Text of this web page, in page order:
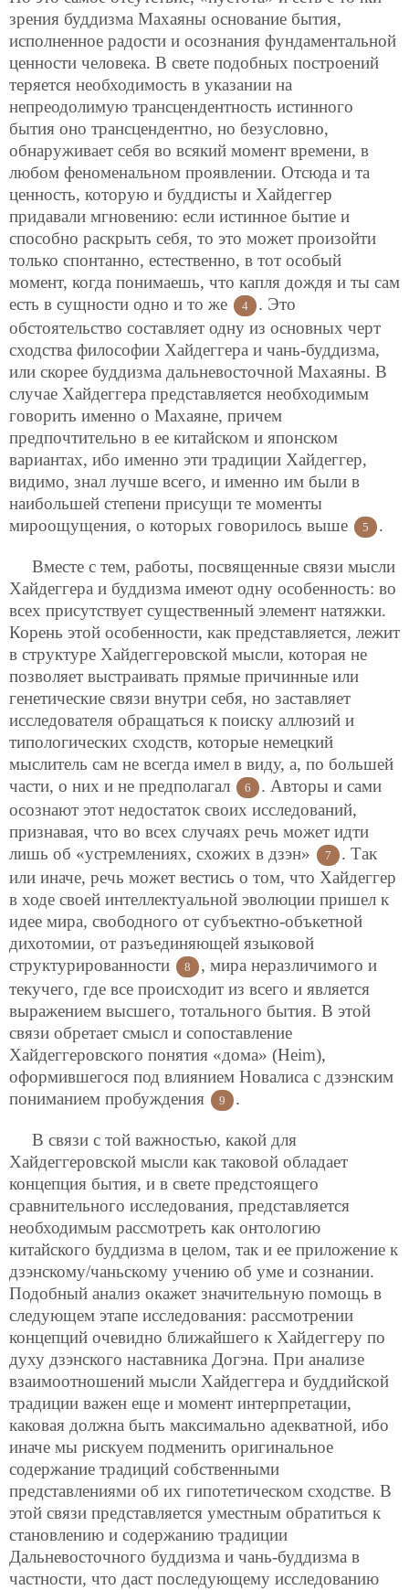
зрения буддизма Махаяны основание бытия,
исполненное радости и осознания фундаментальной
ценности человека. В свете подобных построений
теряется необходимость в указании на
непреодолимую трансцендентность истинного
бытия оно трансцендентно, но безусловно,
обнаруживает себя во всякий момент времени, в
любом феноменальном проявлении. Отсюда и та
ценность, которую и буддисты и Хайдеггер
придавали мгновению: если истинное бытие и
способно раскрыть себя, то это может произойти
только спонтанно, естественно, в тот особый
момент, когда понимаешь, что капля дождя и ты сам
есть в сущности одно и то же
4
. Это
обстоятельство составляет одну из основных черт
сходства философии Хайдеггера и чань-буддизма,
или скорее буддизма дальневосточной Махаяны. В
случае Хайдеггера представляется необходимым
говорить именно о Махаяне, причем
предпочтительно в ее китайском и японском
вариантах, ибо именно эти традиции Хайдеггер,
видимо, знал лучше всего, и именно им были в
наибольшей степени присущи те моменты
мироощущения, о которых говорилось выше
5 .
Вместе с тем, работы, посвященные связи мысли
Хайдеггера и буддизма имеют одну особенность: во
всех присутствует существенный элемент натяжки.
Корень этой особенности, как представляется, лежит
в структуре Хайдеггеровской мысли, которая не
позволяет выстраивать прямые причинные или
генетические связи внутри себя, но заставляет
исследователя обращаться к поиску аллюзий и
типологических сходств, которые немецкий
мыслитель сам не всегда имел в виду, а, по большей
части, о них и не предполагал
6
. Авторы и сами
осознают этот недостаток своих исследований,
признавая, что во всех случаях речь может идти
лишь об «устремлениях, схожих в дзэн»
7
. Так
или иначе, речь может вестись о том, что Хайдеггер
в ходе своей интеллектуальной эволюции пришел к
идее мира, свободного от субъектно-объкетной
дихотомии, от разъединяющей языковой
структурированности
8
, мира неразличимого и
текучего, где все происходит из всего и является
выражением высшего, тотального бытия. В этой
связи обретает смысл и сопоставление
Хайдеггеровского понятия «дома» (Heim),
оформившегося под влиянием Новалиса с дзэнским
пониманием пробуждения
9 .
В связи с той важностью, какой для
Хайдеггеровской мысли как таковой обладает
концепция бытия, и в свете предстоящего
сравнительного исследования, представляется
необходимым рассмотреть как онтологию
китайского буддизма в целом, так и ее приложение к
дзэнскому/чаньскому учению об уме и сознании.
Подобный анализ окажет значительную помощь в
следующем этапе исследования: рассмотрении
концепций очевидно ближайшего к Хайдеггеру по
духу дзэнского наставника Догэна. При анализе
взаимоотношений мысли Хайдеггера и буддийской
традиции важен еще и момент интерпретации,
каковая должна быть максимально адекватной, ибо
иначе мы рискуем подменить оригинальное
содержание традиций собственными
представлениями об их гипотетическом сходстве. В
этой связи представляется уместным обратиться к
становлению и содержанию традиции
Дальневосточного буддизма и чань-буддизма в
частности, что даст последующему исследованию